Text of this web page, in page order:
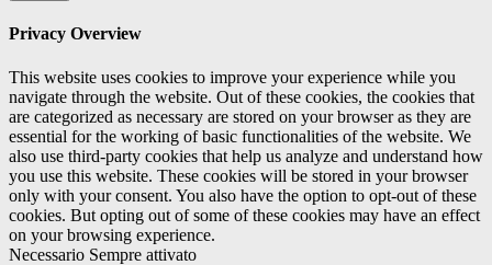
Privacy Overview
This website uses cookies to improve your experience while you
navigate through the website. Out of these cookies, the cookies that
are categorized as necessary are stored on your browser as they are
essential for the working of basic functionalities of the website. We
also use third-party cookies that help us analyze and understand how
you use this website. These cookies will be stored in your browser
only with your consent. You also have the option to opt-out of these
cookies. But opting out of some of these cookies may have an effect
on your browsing experience.
Necessario Sempre attivato